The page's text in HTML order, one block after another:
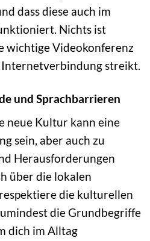
dass diese auch im
Nichts ist
wichtige Videokonferenz
Internetverbindung streikt.
und Sprachbarrieren
neue Kultur kann eine
sein, aber auch zu
Herausforderungen
über die lokalen
die kulturellen
die Grundbegriffe
dich im Alltag